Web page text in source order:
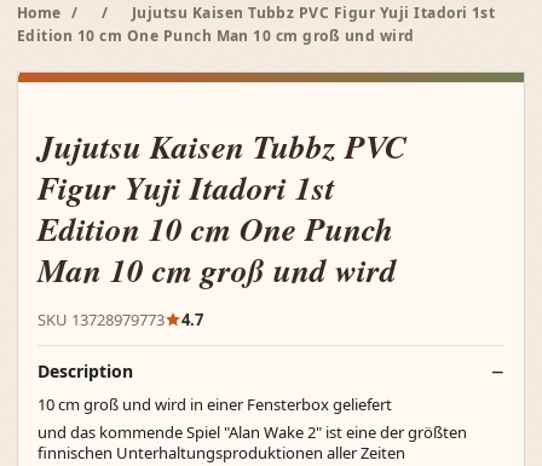
Home / /
Jujutsu Kaisen Tubbz PVC Figur Yuji Itadori 1st
Edition 10 cm One Punch Man 10 cm groß und wird
Jujutsu Kaisen Tubbz PVC
Figur Yuji Itadori 1st
Edition 10 cm One Punch
Man 10 cm groß und wird
SKU 13728979773 4.7
Description
10 cm groß und wird in einer Fensterbox geliefert
und das kommende Spiel "Alan Wake 2" ist eine der größten
finnischen Unterhaltungsproduktionen aller Zeiten